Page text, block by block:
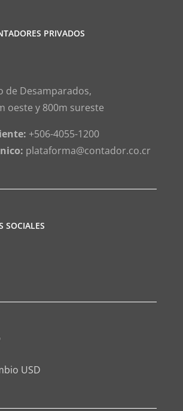
PRIVADOS
de Desamparados,
oeste y 800m sureste
+506-4055-1200
plataforma@contador.co.cr
SOCIALES
USD